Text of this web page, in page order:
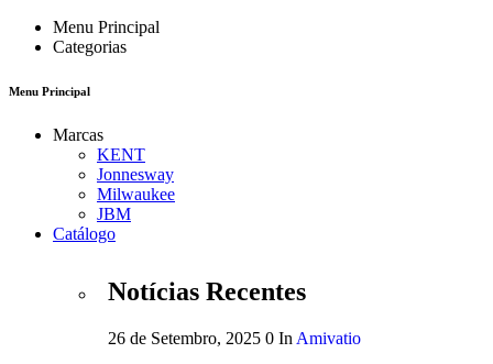
Menu Principal
Categorias
Menu Principal
Marcas
KENT
Jonnesway
Milwaukee
JBM
Catálogo
Notícias Recentes
26 de Setembro, 2025 0 In Amivatio